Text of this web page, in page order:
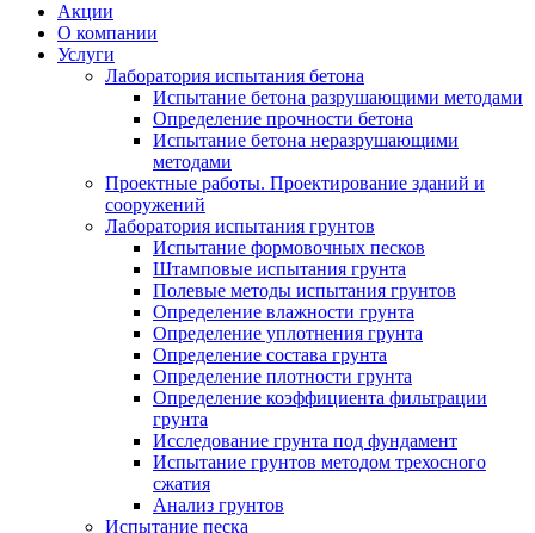
Акции
О компании
Услуги
Лаборатория испытания бетона
Испытание бетона разрушающими методами
Определение прочности бетона
Испытание бетона неразрушающими
методами
Проектные работы. Проектирование зданий и
сооружений
Лаборатория испытания грунтов
Испытание формовочных песков
Штамповые испытания грунта
Полевые методы испытания грунтов
Определение влажности грунта
Определение уплотнения грунта
Определение состава грунта
Определение плотности грунта
Определение коэффициента фильтрации
грунта
Исследование грунта под фундамент
Испытание грунтов методом трехосного
сжатия
Анализ грунтов
Испытание песка